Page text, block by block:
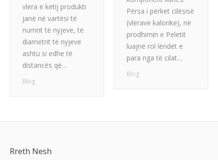
vlera e ketij produkti
janë në vartësi të
numrit të nyjeve, të
diametrit të nyjeve
ashtu si edhe të
distancës që…
Blog
Përsa i përket cilësisë
(vlerave kalorike), në
prodhimin e Peletit
luajnë rol lëndët e
para nga të cilat…
Blog
Rreth Nesh